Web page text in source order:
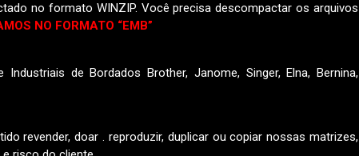
no formato WINZIP. Você precisa descompactar os arquivos
NO FORMATO “EMB”
Industriais de Bordados Brother, Janome, Singer, Elna, Bernina,
revender, doar . reproduzir, duplicar ou copiar nossas matrizes,